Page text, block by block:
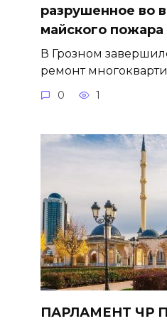
разрушенное во
майского пожара
В Грозном
ремонт
0 1
ПАРЛАМЕНТ ЧР